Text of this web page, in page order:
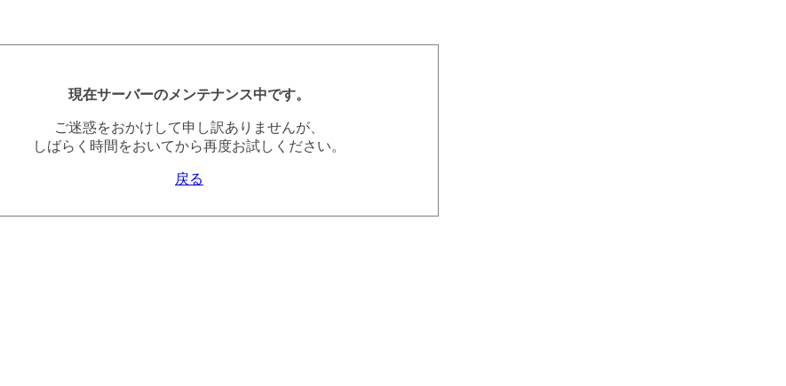
現在サーバーのメンテナンス中です。
ご迷惑をおかけして申し訳ありませんが、
しばらく時間をおいてから再度お試しください。
戻る